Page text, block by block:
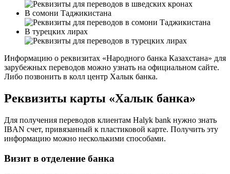
В сомони Таджикистана
В турецких лирах
Информацию о реквизитах «Народного банка Казахстана» для
зарубежных переводов можно узнать на официальном сайте.
Либо позвонить в колл центр Халык банка.
Реквизиты карты «Халык банка»
Для получения переводов клиентам Halyk bank нужно знать
IBAN счет, привязанный к пластиковой карте. Получить эту
информацию можно несколькими способами.
Визит в отделение банка